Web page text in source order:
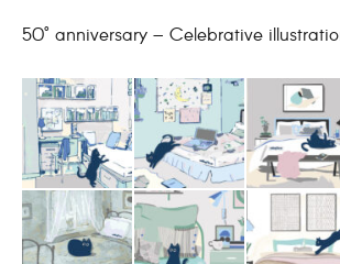
50° anniversary – Celebrative